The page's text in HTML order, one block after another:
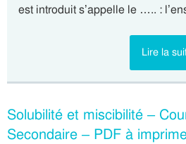
est introduit s’appelle le ….. :
Lire la
Solubilité et miscibilité –
Secondaire – PDF à